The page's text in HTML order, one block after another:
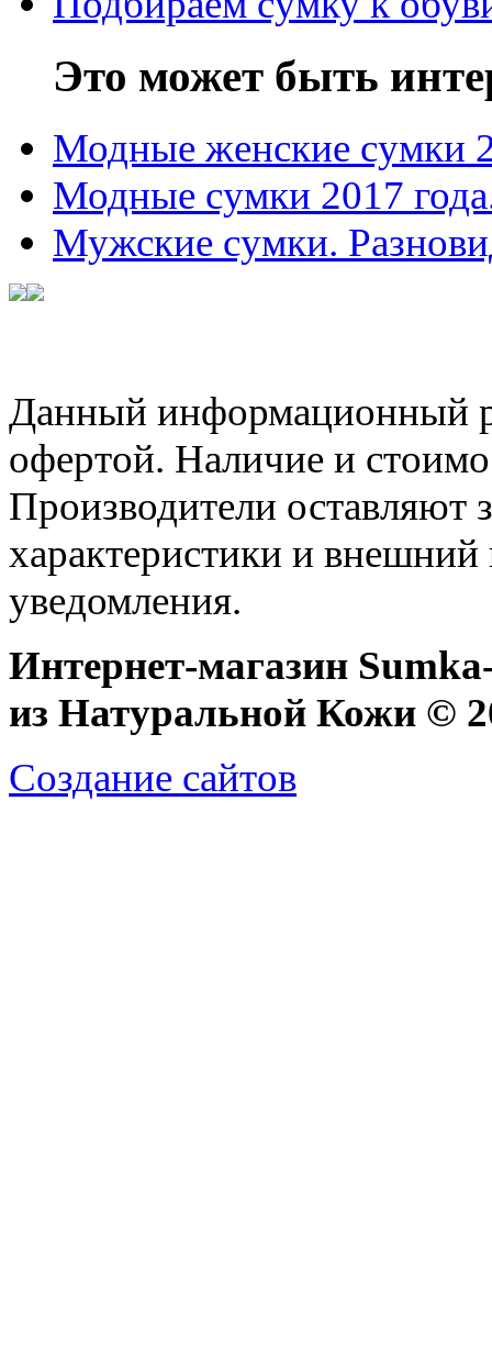
Это может быть
Модные женские сумки
Модные сумки 2017
Мужские сумки.
Данный информационный
офертой. Наличие и
Производители оставляют
характеристики и внешний
уведомления.
Интернет-магазин
из Натуральной Кожи ©
Создание сайтов